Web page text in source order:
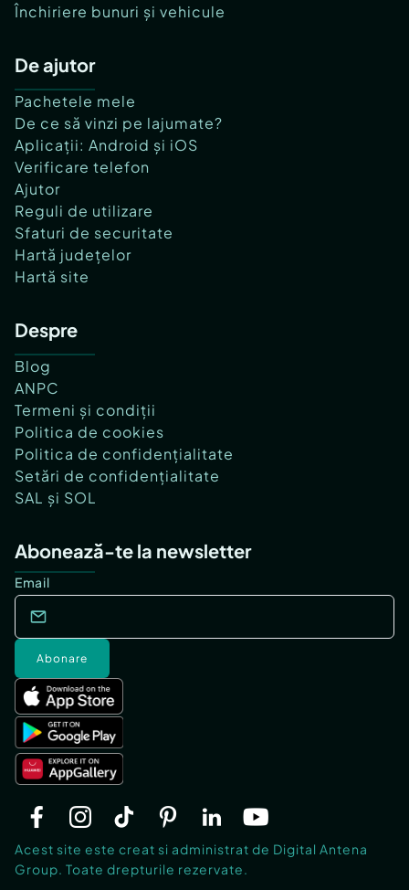
Închiriere bunuri și vehicule
De ajutor
Pachetele mele
De ce să vinzi pe lajumate?
Aplicații: Android și iOS
Verificare telefon
Ajutor
Reguli de utilizare
Sfaturi de securitate
Hartă județelor
Hartă site
Despre
Blog
ANPC
Termeni și condiții
Politica de cookies
Politica de confidențialitate
Setări de confidențialitate
SAL și SOL
Abonează-te la newsletter
Email
Abonare
Acest site este creat si administrat de Digital Antena
Group. Toate drepturile rezervate.